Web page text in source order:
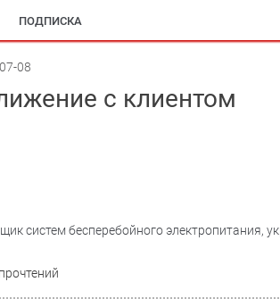
ПОДПИСКА
08
с клиентом
систем бесперебойного электропитания,